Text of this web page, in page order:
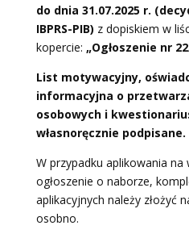
do dnia 31.07.2025 r.
IBPRS-PIB) z dopiskiem w
kopercie: „Ogłoszenie nr
List motywacyjny,
informacyjna o
osobowych i
własnoręcznie podpisane.
W przypadku aplikowania na
ogłoszenie o naborze,
aplikacyjnych należy złożyć
osobno.